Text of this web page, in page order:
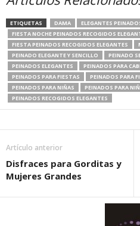
ETIQUETAS DAMA
ELEGANTES
FIESTA NOCHE PEINADOS RECOGIDOS
FIESTA PEINADOS RECOGIDOS ELEGANTES
PEINADO ELEGANTE Y SENCILLO
PEINADO
PEINADOS ELEGANTES
PEINADOS PARA
PEINADOS PARA FIESTAS
PEINADOS PARA
PEINADOS PARA NIÑAS
PEINADOS PARA
PEINADOS RECOGIDOS ELEGANTES
Artículo anterior
Disfraces para Gorditas y
Mujeres Grandes